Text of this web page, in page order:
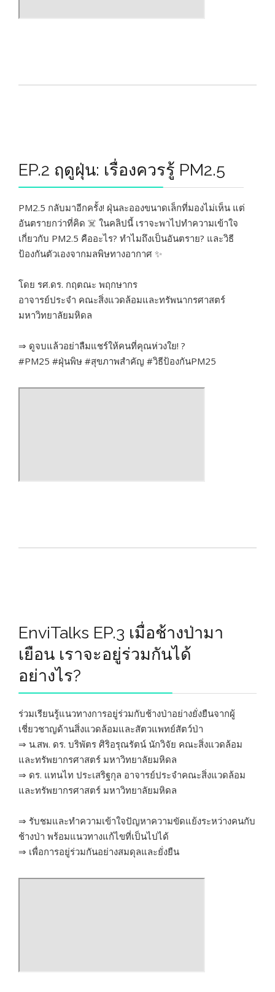
EP.2 ฤดูฝุ่น: เรื่องควรรู้ PM2.5
PM2.5 กลับมาอีกครั้ง! ฝุ่นละอองขนาดเล็กที่มองไม่เห็น แต่
อันตรายกว่าที่คิด ☠️ ในคลิปนี้ เราจะพาไปทำความเข้าใจ
เกี่ยวกับ PM2.5 คืออะไร? ทำไมถึงเป็นอันตราย? และวิธี
ป้องกันตัวเองจากมลพิษทางอากาศ ✨
โดย รศ.ดร. กฤตณะ พฤกษากร
อาจารย์ประจำ คณะสิ่งแวดล้อมและทรัพนากรศาสตร์
มหาวิทยาลัยมหิดล
⇒ ดูจบแล้วอย่าลืมแชร์ให้คนที่คุณห่วงใย! ?
#PM25 #ฝุ่นพิษ #สุขภาพสำคัญ #วิธีป้องกันPM25
EnviTalks EP.3 เมื่อช้างป่ามา
เยือน เราจะอยู่ร่วมกันได้
อย่างไร?
ร่วมเรียนรู้แนวทางการอยู่ร่วมกับช้างป่าอย่างยั่งยืนจากผู้
เชี่ยวชาญด้านสิ่งแวดล้อมและสัตวแพทย์สัตว์ป่า
⇒ น.สพ. ดร. บริพัตร ศิริอรุณรัตน์ นักวิจัย คณะสิ่งแวดล้อม
และทรัพยากรศาสตร์ มหาวิทยาลัยมหิดล
⇒ ดร. แทนไท ประเสริฐกุล อาจารย์ประจำคณะสิ่งแวดล้อม
และทรัพยากรศาสตร์ มหาวิทยาลัยมหิดล
⇒ รับชมและทำความเข้าใจปัญหาความขัดแย้งระหว่างคนกับ
ช้างป่า พร้อมแนวทางแก้ไขที่เป็นไปได้
⇒ เพื่อการอยู่ร่วมกันอย่างสมดุลและยั่งยืน